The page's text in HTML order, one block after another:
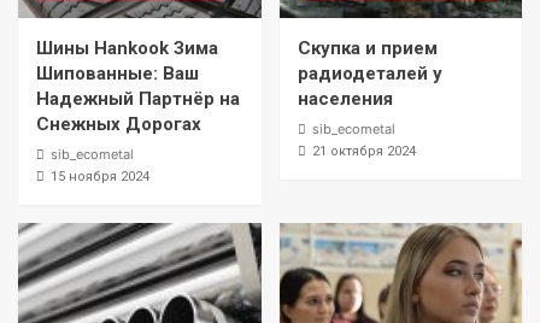
Шины Hankook Зима
Шипованные: Ваш
Надежный Партнёр на
Снежных Дорогах
sib_ecometal
15 ноября 2024
Скупка и прием
радиодеталей у
населения
sib_ecometal
21 октября 2024